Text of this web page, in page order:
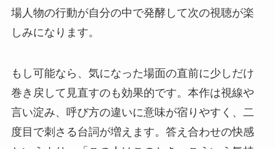
場人物の行動が自分の中で発酵して次の視聴が楽
しみになります。
もし可能なら、気になった場面の直前に少しだけ
巻き戻して見直すのも効果的です。本作は視線や
言い淀み、呼び方の違いに意味が宿りやすく、二
度目で刺さる台詞が増えます。答え合わせの快感